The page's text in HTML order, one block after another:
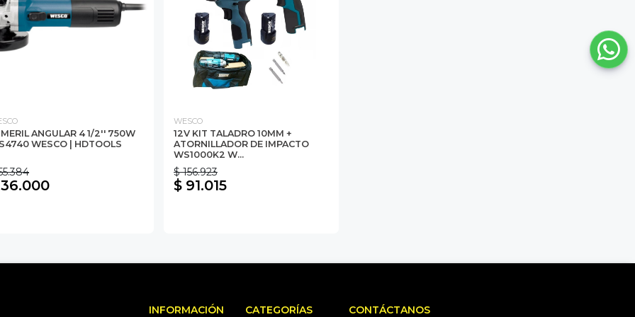
ANGULAR 4 1/2'' 750W
WESCO | HDTOOLS
WESCO
12V KIT TALADRO 10MM +
ATORNILLADOR DE IMPACTO
WS1000K2 W...
$ 156.923
$ 91.015
INFORMACIÓN CATEGORÍAS CONTÁCTANOS